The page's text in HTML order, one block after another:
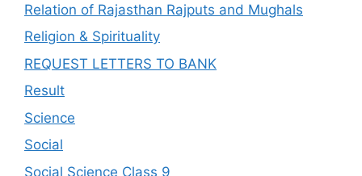
Relation of Rajasthan Rajputs and Mughals
Religion & Spirituality
REQUEST LETTERS TO BANK
Result
Science
Social
Social Science Class 9